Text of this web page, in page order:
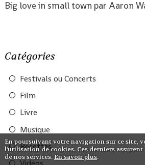
En poursuivant votre navigation sur ce site,
l'utilisation de cookies. Ces derniers
de nos services. En savoir plus.
Big love in small town par Aaron
Catégories
Festivals ou Concerts
Film
Livre
Musique
Recettes